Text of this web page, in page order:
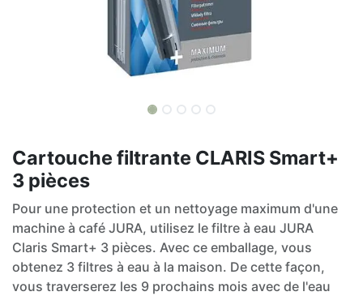
Cartouche filtrante CLARIS Smart+
3 pièces
Pour une protection et un nettoyage maximum d'une
machine à café JURA, utilisez le filtre à eau JURA
Claris Smart+ 3 pièces. Avec ce emballage, vous
obtenez 3 filtres à eau à la maison. De cette façon,
vous traverserez les 9 prochains mois avec de l'eau